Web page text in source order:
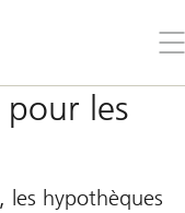
le
les
les hypothèques